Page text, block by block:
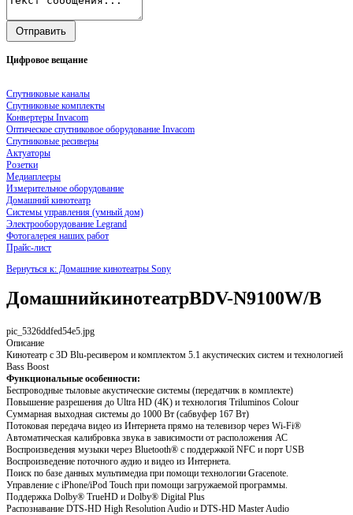
Цифровое вещание
Спутниковые каналы
Спутниковые комплекты
Конвертеры Invacom
Оптическое спутниковое оборудование Invacom
Спутниковые ресиверы
Актуаторы
Розетки
Медиаплееры
Измерительное оборудование
Домашний кинотеатр
Системы управления (умный дом)
Электрооборудование Legrand
Фотогалерея наших работ
Прайс-лист
Вернуться к: Домашние кинотеатры Sony
ДомашнийкинотеатрBDV-N9100W/B
pic_5326ddfed54e5.jpg
Описание
Кинотеатр с 3D Blu-ресивером и комплектом 5.1 акустических систем и технологией
Bass Boost
Функциональные особенности:
Беспроводные тыловые акустические системы (передатчик в комплекте)
Повышение разрешения до Ultra HD (4K) и технология Triluminos Colour
Суммарная выходная системы до 1000 Вт (сабвуфер 167 Вт)
Потоковая передача видео из Интернета прямо на телевизор через Wi-Fi®
Автоматическая калибровка звука в зависимости от расположения АС
Воспроизведения музыки через Bluetooth® с поддержкой NFC и порт USB
Воспроизведение поточного аудио и видео из Интернета.
Поиск по базе данных мультимедиа при помощи технологии Gracenote.
Управление с iPhone/iPod Touch при помощи загружаемой программы.
Поддержка Dolby® TrueHD и Dolby® Digital Plus
Распознавание DTS-HD High Resolution Audio и DTS-HD Master Audio